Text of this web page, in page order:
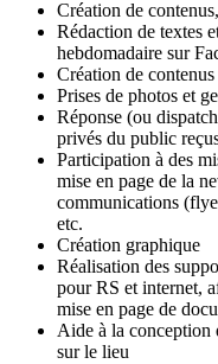
Création de
Rédaction de textes
hebdomadaire sur
Création de
Prises de photos et
Réponse (ou
privés du public
Participation à des
mise en page de la
communications
etc.
Création graphique
Réalisation des
pour RS et internet,
mise en page de
Aide à la conception
sur le lieu